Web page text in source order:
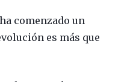
comenzado un
es más que